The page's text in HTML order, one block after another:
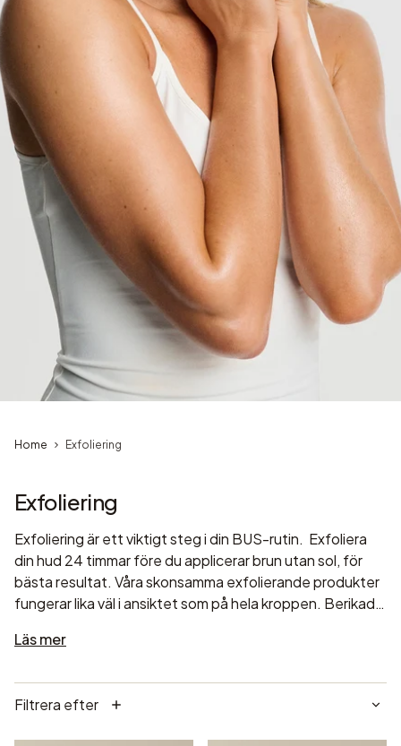
Home Exfoliering
Exfoliering
Exfoliering är ett viktigt steg i din BUS-rutin. Exfoliera
din hud 24 timmar före du applicerar brun utan sol, för
bästa resultat. Våra skonsamma exfolierande produkter
fungerar lika väl i ansiktet som på hela kroppen. Berikade
Läs mer
Filtrera efter